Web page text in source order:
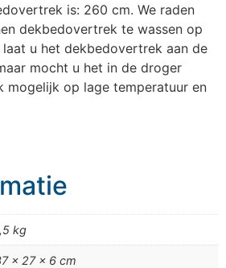
is: 260 cm. We raden
dekbedovertrek te wassen op
u het dekbedovertrek aan de
mocht u het in de droger
mogelijk op lage temperatuur en
kg
× 27 × 6 cm